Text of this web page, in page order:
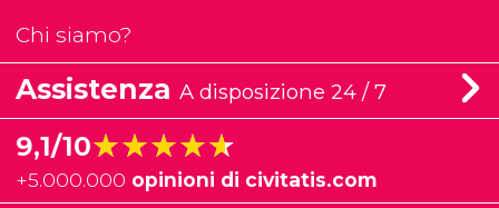
Chi siamo?
Assistenza A disposizione 24 / 7
9,1/10★★★★★
★★★★★
+5.000.000 opinioni di civitatis.com